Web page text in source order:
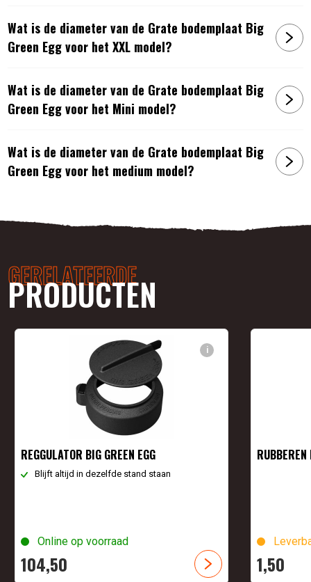
Wat is de diameter van de Grate bodemplaat Big
Green Egg voor het XXL model?
Wat is de diameter van de Grate bodemplaat Big
Green Egg voor het Mini model?
Wat is de diameter van de Grate bodemplaat Big
Green Egg voor het medium model?
GERELATEERDE
PRODUCTEN
i
REGGULATOR BIG GREEN EGG
Blijft altijd in dezelfde stand staan
Online op voorraad
104,50
RUBBEREN
1,50